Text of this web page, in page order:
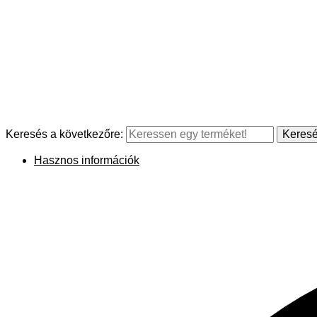
Keresés a következőre:
Hasznos információk